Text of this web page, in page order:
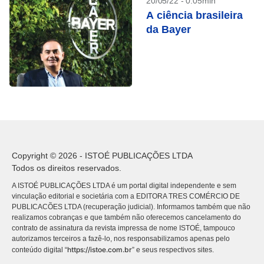
A ciência brasileira
da Bayer
Copyright © 2026 - ISTOÉ PUBLICAÇÕES LTDA
Todos os direitos reservados.
A ISTOÉ PUBLICAÇÕES LTDA é um portal digital independente e sem
vinculação editorial e societária com a EDITORA TRES COMÉRCIO DE
PUBLICACÕES LTDA (recuperação judicial). Informamos também que não
realizamos cobranças e que também não oferecemos cancelamento do
contrato de assinatura da revista impressa de nome ISTOÉ, tampouco
autorizamos terceiros a fazê-lo, nos responsabilizamos apenas pelo
conteúdo digital “https://istoe.com.br” e seus respectivos sites.